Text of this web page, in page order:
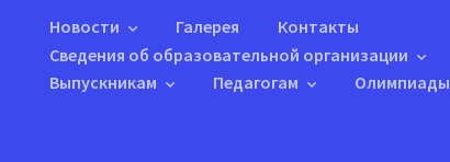
Новости Галерея
Контакты
Сведения об образовательной организации
Выпускникам
Педагогам Олимпиады